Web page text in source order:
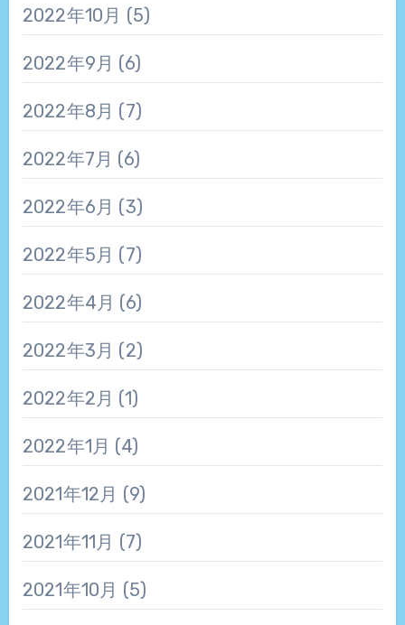
2022年10月 (5)
2022年9月 (6)
2022年8月 (7)
2022年7月 (6)
2022年6月 (3)
2022年5月 (7)
2022年4月 (6)
2022年3月 (2)
2022年2月 (1)
2022年1月 (4)
2021年12月 (9)
2021年11月 (7)
2021年10月 (5)